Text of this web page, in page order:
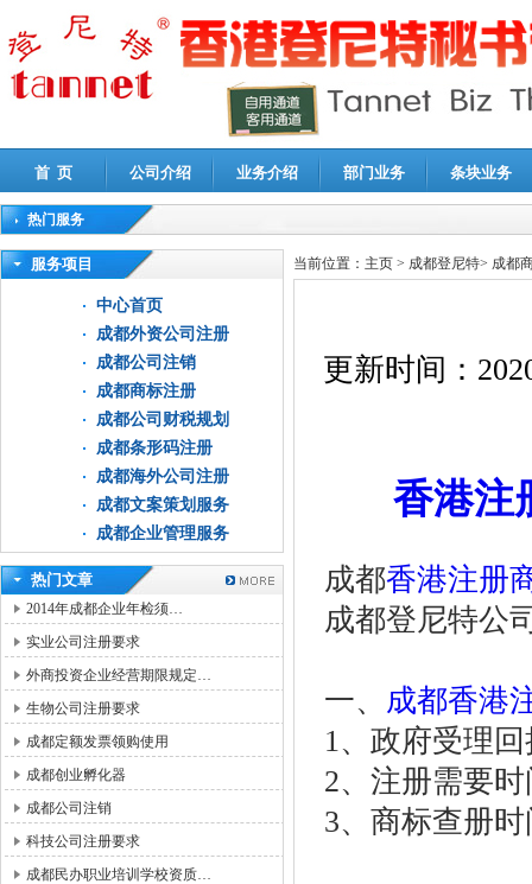
首 页 公司介绍 业务介绍 部门业务 条块业务
热门服务
高新技术企业认定审计|企业所得税汇算清缴申报鉴证
服务项目
中心首页
成都外资公司注册
成都公司注销
成都商标注册
成都公司财税规划
成都条形码注册
成都海外公司注册
成都文案策划服务
成都企业管理服务
热门文章
2014年成都企业年检须…
实业公司注册要求
外商投资企业经营期限规定…
生物公司注册要求
成都定额发票领购使用
成都创业孵化器
成都公司注销
科技公司注册要求
成都民办职业培训学校资质…
当前位置： 主页 > 成都登尼特> 成都
更新时间：
香港注
成都香港注册
成都登尼特公
一、 成都香港
1、政府受理
2、注册需要
3、商标查册